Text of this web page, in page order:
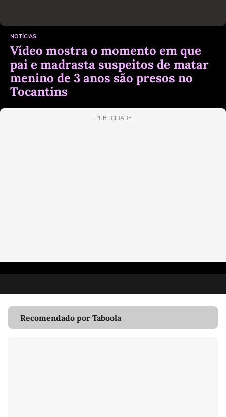
NOTÍCIAS
Vídeo mostra o momento em que
pai e madrasta suspeitos de matar
menino de 3 anos são presos no
Tocantins
PUBLICIDADE
Recomendado por Taboola